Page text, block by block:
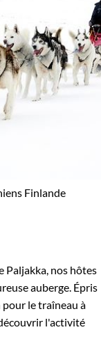
Paljakka, nos hôtes
auberge. Épris
le traîneau à
l'activité